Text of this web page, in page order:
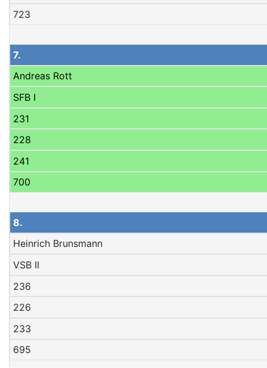
723
7.
Andreas Rott
SFB I
231
228
241
700
8.
Heinrich Brunsmann
VSB II
236
226
233
695